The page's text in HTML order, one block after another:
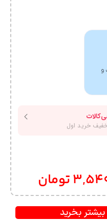
و
تومان
بخرید